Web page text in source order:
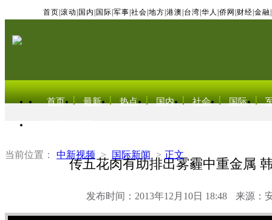
首页 滚动 国内 国际 军事 社会 地方 港澳 台湾 华人 侨网 财经 金融
首页 最新 热点 国内 社会 国际
当前位置： 中新视频 > 国际新闻 > 正文
传五花肉有助排出雾霾中重金属
发布时间：2013年12月10日 18:48 来源：